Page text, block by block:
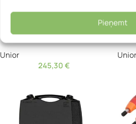
Pieņemt
Rīku komplekts Unior – Unior
1600SOS17-US
Unior
245,30€
Rīku
1721
Unior